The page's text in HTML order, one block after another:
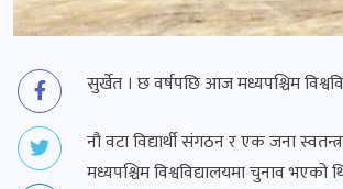
सुर्खेत । छ वर्षपछि आज मध्यपश्चिम
नौ वटा विद्यार्थी संगठन र एक जना
मध्यपश्चिम विश्वविद्यालयमा चुनाव भएको